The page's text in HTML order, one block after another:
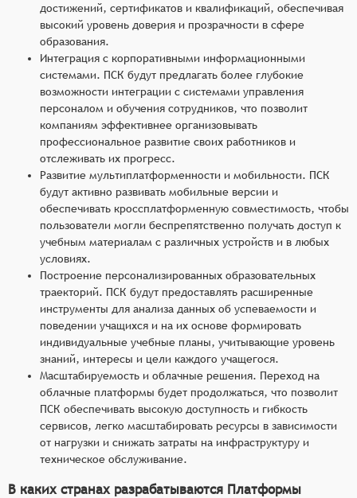
достижений, сертификатов и квалификаций, обеспечивая
высокий уровень доверия и прозрачности в сфере
образования.
Интеграция с корпоративными информационными
системами. ПСК будут предлагать более глубокие
возможности интеграции с системами управления
персоналом и обучения сотрудников, что позволит
компаниям эффективнее организовывать
профессиональное развитие своих работников и
отслеживать их прогресс.
Развитие мультиплатформенности и мобильности. ПСК
будут активно развивать мобильные версии и
обеспечивать кроссплатформенную совместимость, чтобы
пользователи могли беспрепятственно получать доступ к
учебным материалам с различных устройств и в любых
условиях.
Построение персонализированных образовательных
траекторий. ПСК будут предоставлять расширенные
инструменты для анализа данных об успеваемости и
поведении учащихся и на их основе формировать
индивидуальные учебные планы, учитывающие уровень
знаний, интересы и цели каждого учащегося.
Масштабируемость и облачные решения. Переход на
облачные платформы будет продолжаться, что позволит
ПСК обеспечивать высокую доступность и гибкость
сервисов, легко масштабировать ресурсы в зависимости
от нагрузки и снижать затраты на инфраструктуру и
техническое обслуживание.
В каких странах разрабатываются Платформы